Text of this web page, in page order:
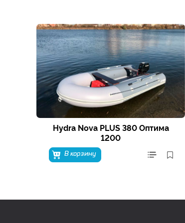
Hydra Nova PLUS 380 Оптима
1200
В корзину